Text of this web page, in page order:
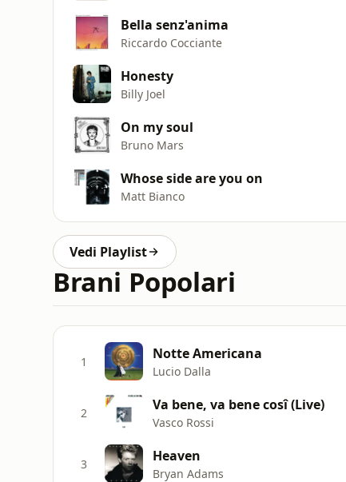
Bella senz'anima
Riccardo Cocciante
Honesty
Billy Joel
On my soul
Bruno Mars
Whose side are you on
Matt Bianco
Vedi Playlist
Brani Popolari
1 Notte Americana
Lucio Dalla
2 Va bene, va bene cosî (Live)
Vasco Rossi
3 Heaven
Bryan Adams